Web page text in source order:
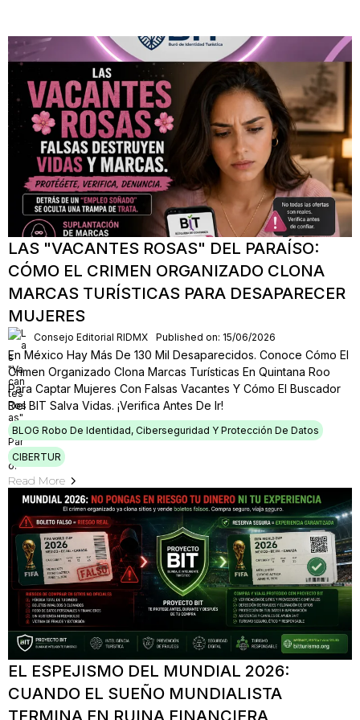
LAS "VACANTES ROSAS" DEL PARAÍSO:
CÓMO EL CRIMEN ORGANIZADO CLONA
MARCAS TURÍSTICAS PARA DESAPARECER
MUJERES
Consejo Editorial RIDMX Published on: 15/06/2026
En México Hay Más De 130 Mil Desaparecidos. Conoce Cómo El
Crimen Organizado Clona Marcas Turísticas En Quintana Roo
Para Captar Mujeres Con Falsas Vacantes Y Cómo El Buscador
Del BIT Salva Vidas. ¡Verifica Antes De Ir!
BLOG Robo De Identidad, Ciberseguridad Y Protección De Datos
CIBERTUR
Read More
EL ESPEJISMO DEL MUNDIAL 2026:
CUANDO EL SUEÑO MUNDIALISTA
TERMINA EN RUINA FINANCIERA